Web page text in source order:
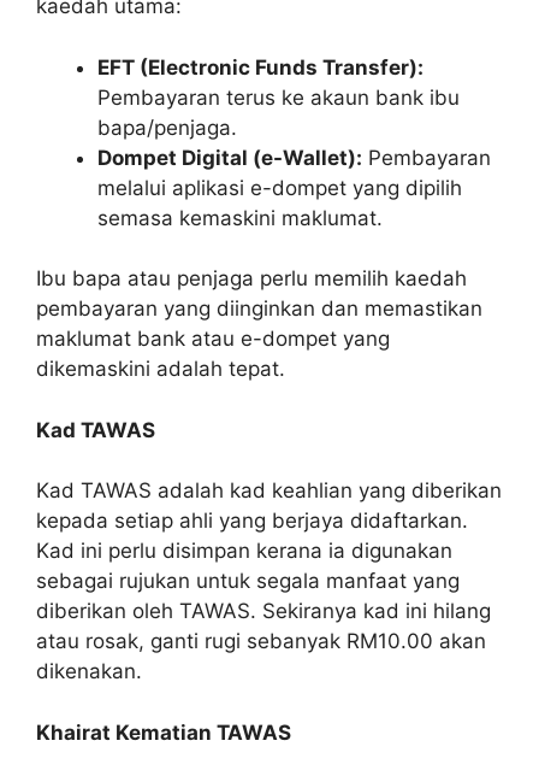
kaedah utama:
EFT (Electronic Funds Transfer):
Pembayaran terus ke akaun bank ibu
bapa/penjaga.
Dompet Digital (e-Wallet): Pembayaran
melalui aplikasi e-dompet yang dipilih
semasa kemaskini maklumat.
Ibu bapa atau penjaga perlu memilih kaedah
pembayaran yang diinginkan dan memastikan
maklumat bank atau e-dompet yang
dikemaskini adalah tepat.
Kad TAWAS
Kad TAWAS adalah kad keahlian yang diberikan
kepada setiap ahli yang berjaya didaftarkan.
Kad ini perlu disimpan kerana ia digunakan
sebagai rujukan untuk segala manfaat yang
diberikan oleh TAWAS. Sekiranya kad ini hilang
atau rosak, ganti rugi sebanyak RM10.00 akan
dikenakan.
Khairat Kematian TAWAS